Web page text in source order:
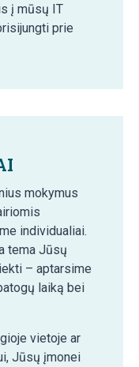
į mūsų IT
prie
mokymus
individualiai.
tema Jūsų
– aptarsime
laiką bei
vietoje ar
Jūsų įmonei